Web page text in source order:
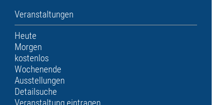
Veranstaltungen
Heute
Morgen
kostenlos
Wochenende
Ausstellungen
Detailsuche